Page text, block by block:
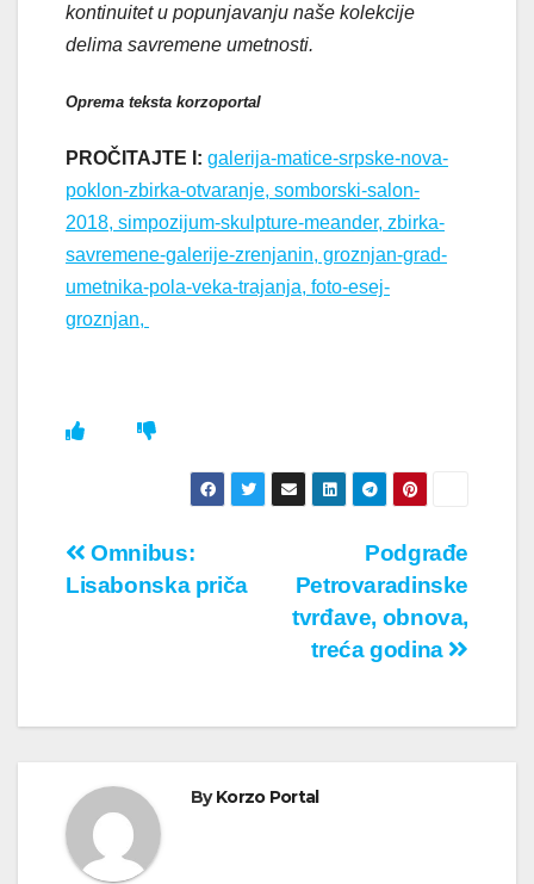
kontinuitet u popunjavanju naše kolekcije
delima savremene umetnosti.
Oprema teksta korzoportal
PROČITAJTE I: galerija-matice-srpske-nova-
poklon-zbirka-otvaranje, somborski-salon-
2018, simpozijum-skulpture-meander, zbirka-
savremene-galerije-zrenjanin, groznjan-grad-
umetnika-pola-veka-trajanja, foto-esej-
groznjan,
Кретање
Podgrađe
Petrovaradinske
tvrđave, obnova,
treća godina
Omnibus:
Lisabonska priča
ByKorzo Portal